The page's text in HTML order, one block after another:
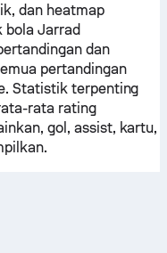
dan heatmap
bola Jarrad
dan
pertandingan
Statistik terpenting
rata rating
gol, assist, kartu,